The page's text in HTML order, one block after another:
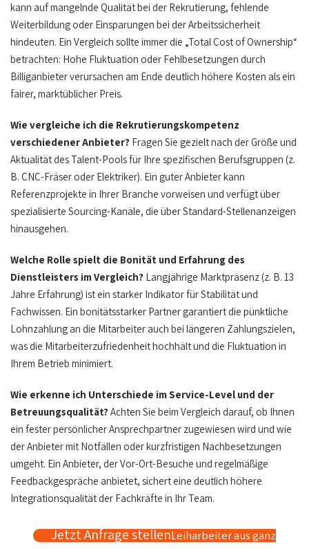
kann auf mangelnde Qualität bei der Rekrutierung, fehlende
Weiterbildung oder Einsparungen bei der Arbeitssicherheit
hindeuten. Ein Vergleich sollte immer die „Total Cost of Ownership“
betrachten: Hohe Fluktuation oder Fehlbesetzungen durch
Billiganbieter verursachen am Ende deutlich höhere Kosten als ein
fairer, marktüblicher Preis.
Wie vergleiche ich die Rekrutierungskompetenz
verschiedener Anbieter? Fragen Sie gezielt nach der Größe und
Aktualität des Talent-Pools für Ihre spezifischen Berufsgruppen (z.
B. CNC-Fräser oder Elektriker). Ein guter Anbieter kann
Referenzprojekte in Ihrer Branche vorweisen und verfügt über
spezialisierte Sourcing-Kanäle, die über Standard-Stellenanzeigen
hinausgehen.
Welche Rolle spielt die Bonität und Erfahrung des
Dienstleisters im Vergleich? Langjährige Marktpräsenz (z. B. 13
Jahre Erfahrung) ist ein starker Indikator für Stabilität und
Fachwissen. Ein bonitätsstarker Partner garantiert die pünktliche
Lohnzahlung an die Mitarbeiter auch bei längeren Zahlungszielen,
was die Mitarbeiterzufriedenheit hochhält und die Fluktuation in
Ihrem Betrieb minimiert.
Wie erkenne ich Unterschiede im Service-Level und der
Betreuungsqualität? Achten Sie beim Vergleich darauf, ob Ihnen
ein fester persönlicher Ansprechpartner zugewiesen wird und wie
der Anbieter mit Notfällen oder kurzfristigen Nachbesetzungen
umgeht. Ein Anbieter, der Vor-Ort-Besuche und regelmäßige
Feedbackgespräche anbietet, sichert eine deutlich höhere
Integrationsqualität der Fachkräfte in Ihr Team.
Jetzt Anfrage stellenLeiharbeiter aus ganz